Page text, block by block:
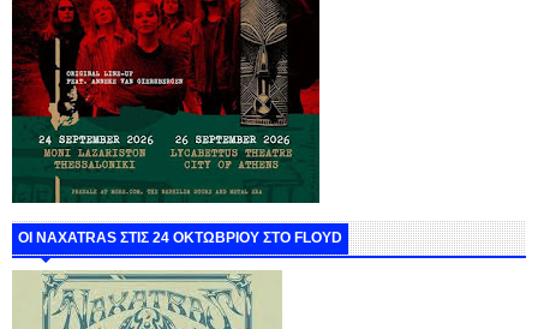
ΟΙ NAXATRAS ΣΤΙΣ 24 ΟΚΤΩΒΡΙΟΥ ΣΤΟ FLOYD